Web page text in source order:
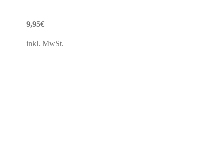
9,95€
inkl. MwSt.